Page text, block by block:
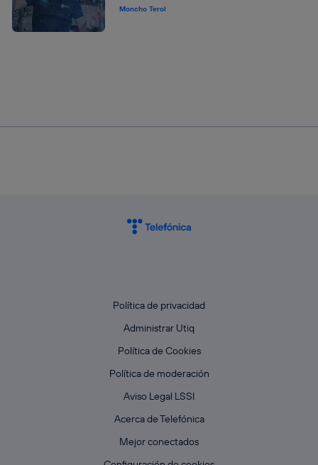
Moncho Terol
Política de privacidad
Administrar Utiq
Política de Cookies
Política de moderación
Aviso Legal LSSI
Acerca de Telefónica
Mejor conectados